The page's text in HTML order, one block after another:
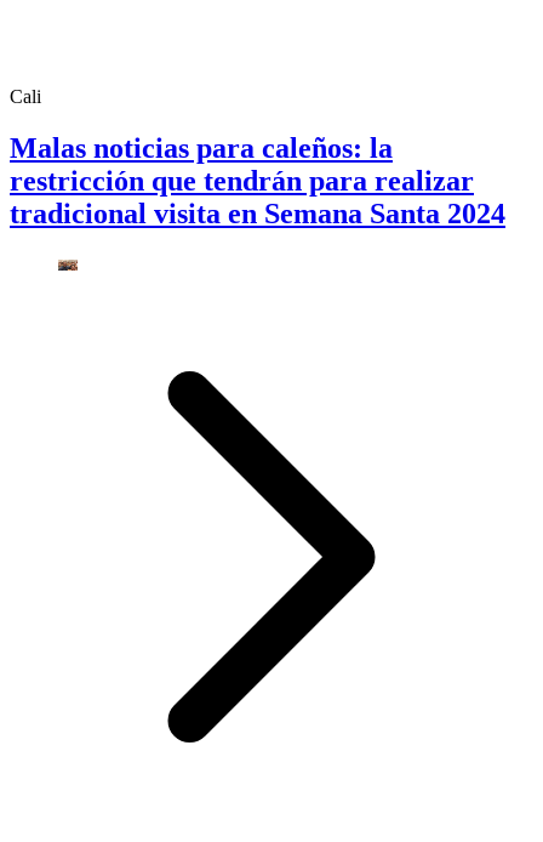
Cali
Malas noticias para caleños: la
restricción que tendrán para realizar
tradicional visita en Semana Santa 2024